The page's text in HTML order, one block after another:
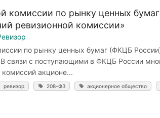
комиссии по рынку ценных
ревизионной комиссии»
по рынку ценных бумаг (ФКЦБ
связи с поступающими в ФКЦБ России
акционе...
ревизор 208-ФЗ акционерное общество